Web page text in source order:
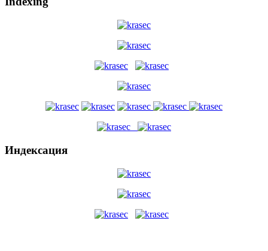
Индексация